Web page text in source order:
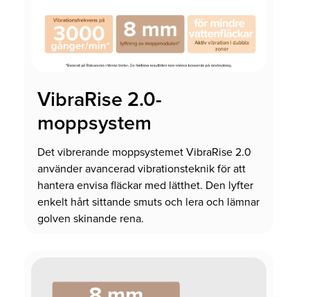
VibraRise 2.0-
moppsystem
Det vibrerande moppsystemet VibraRise 2.0
använder avancerad vibrationsteknik för att
hantera envisa fläckar med lätthet. Den lyfter
enkelt hårt sittande smuts och lera och lämnar
golven skinande rena.